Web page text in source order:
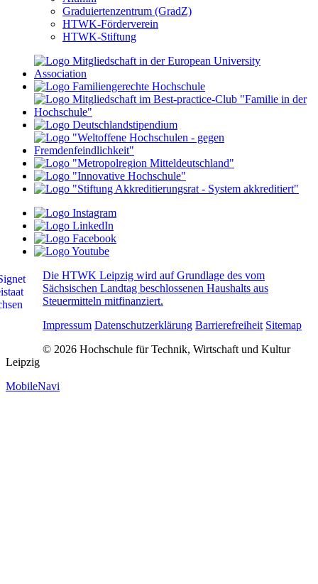
Graduiertenzentrum (GradZ)
HTWK-Förderverein
HTWK-Stiftung
Die HTWK Leipzig wird auf Grundlage des vom
Sächsischen Landtag beschlossenen Haushalts aus
Steuermitteln mitfinanziert.
Impressum Datenschutzerklärung Barrierefreiheit Sitemap
© 2026 Hochschule für Technik, Wirtschaft und Kultur
Leipzig
MobileNavi